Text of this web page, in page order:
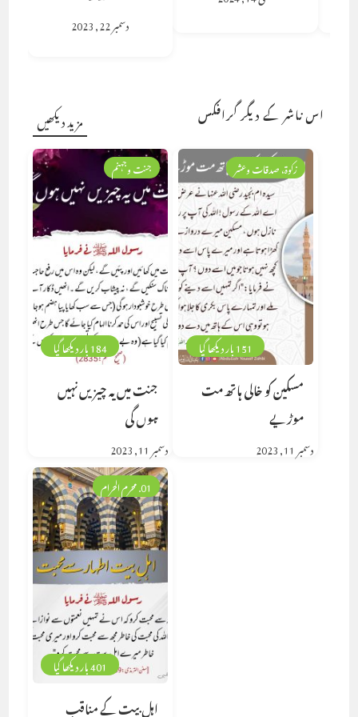
دسمبر 22, 2023
اس ناشر کے دیگر گرافکس مزید دیکھیں
184 بار دیکھا گیا
جنت وجہنم
جنت میں یہ چیزیں نہیں
ہوں گی
دسمبر 11, 2023
151 بار دیکھا گیا
زکوۃ، صدقات وعشر
مسکین کو خالی ہاتھ مت
موڑیے
دسمبر 11, 2023
401 بار دیکھا گیا
01. محرم الحرام
اہل بیت کے مناقب